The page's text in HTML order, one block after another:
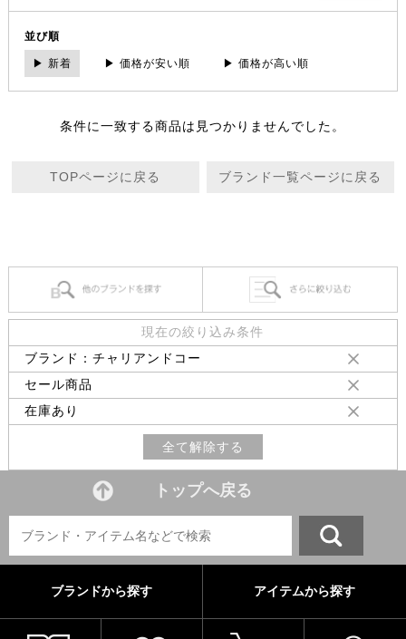
並び順
▶ 新着 ▶ 価格が安い順 ▶ 価格が高い順
条件に一致する商品は見つかりませんでした。
TOPページに戻る ブランド一覧ページに戻る
現在の絞り込み条件
ブランド：チャリアンドコー
セール商品
在庫あり
全て解除する
トップへ戻る
ブランドから探す アイテムから探す